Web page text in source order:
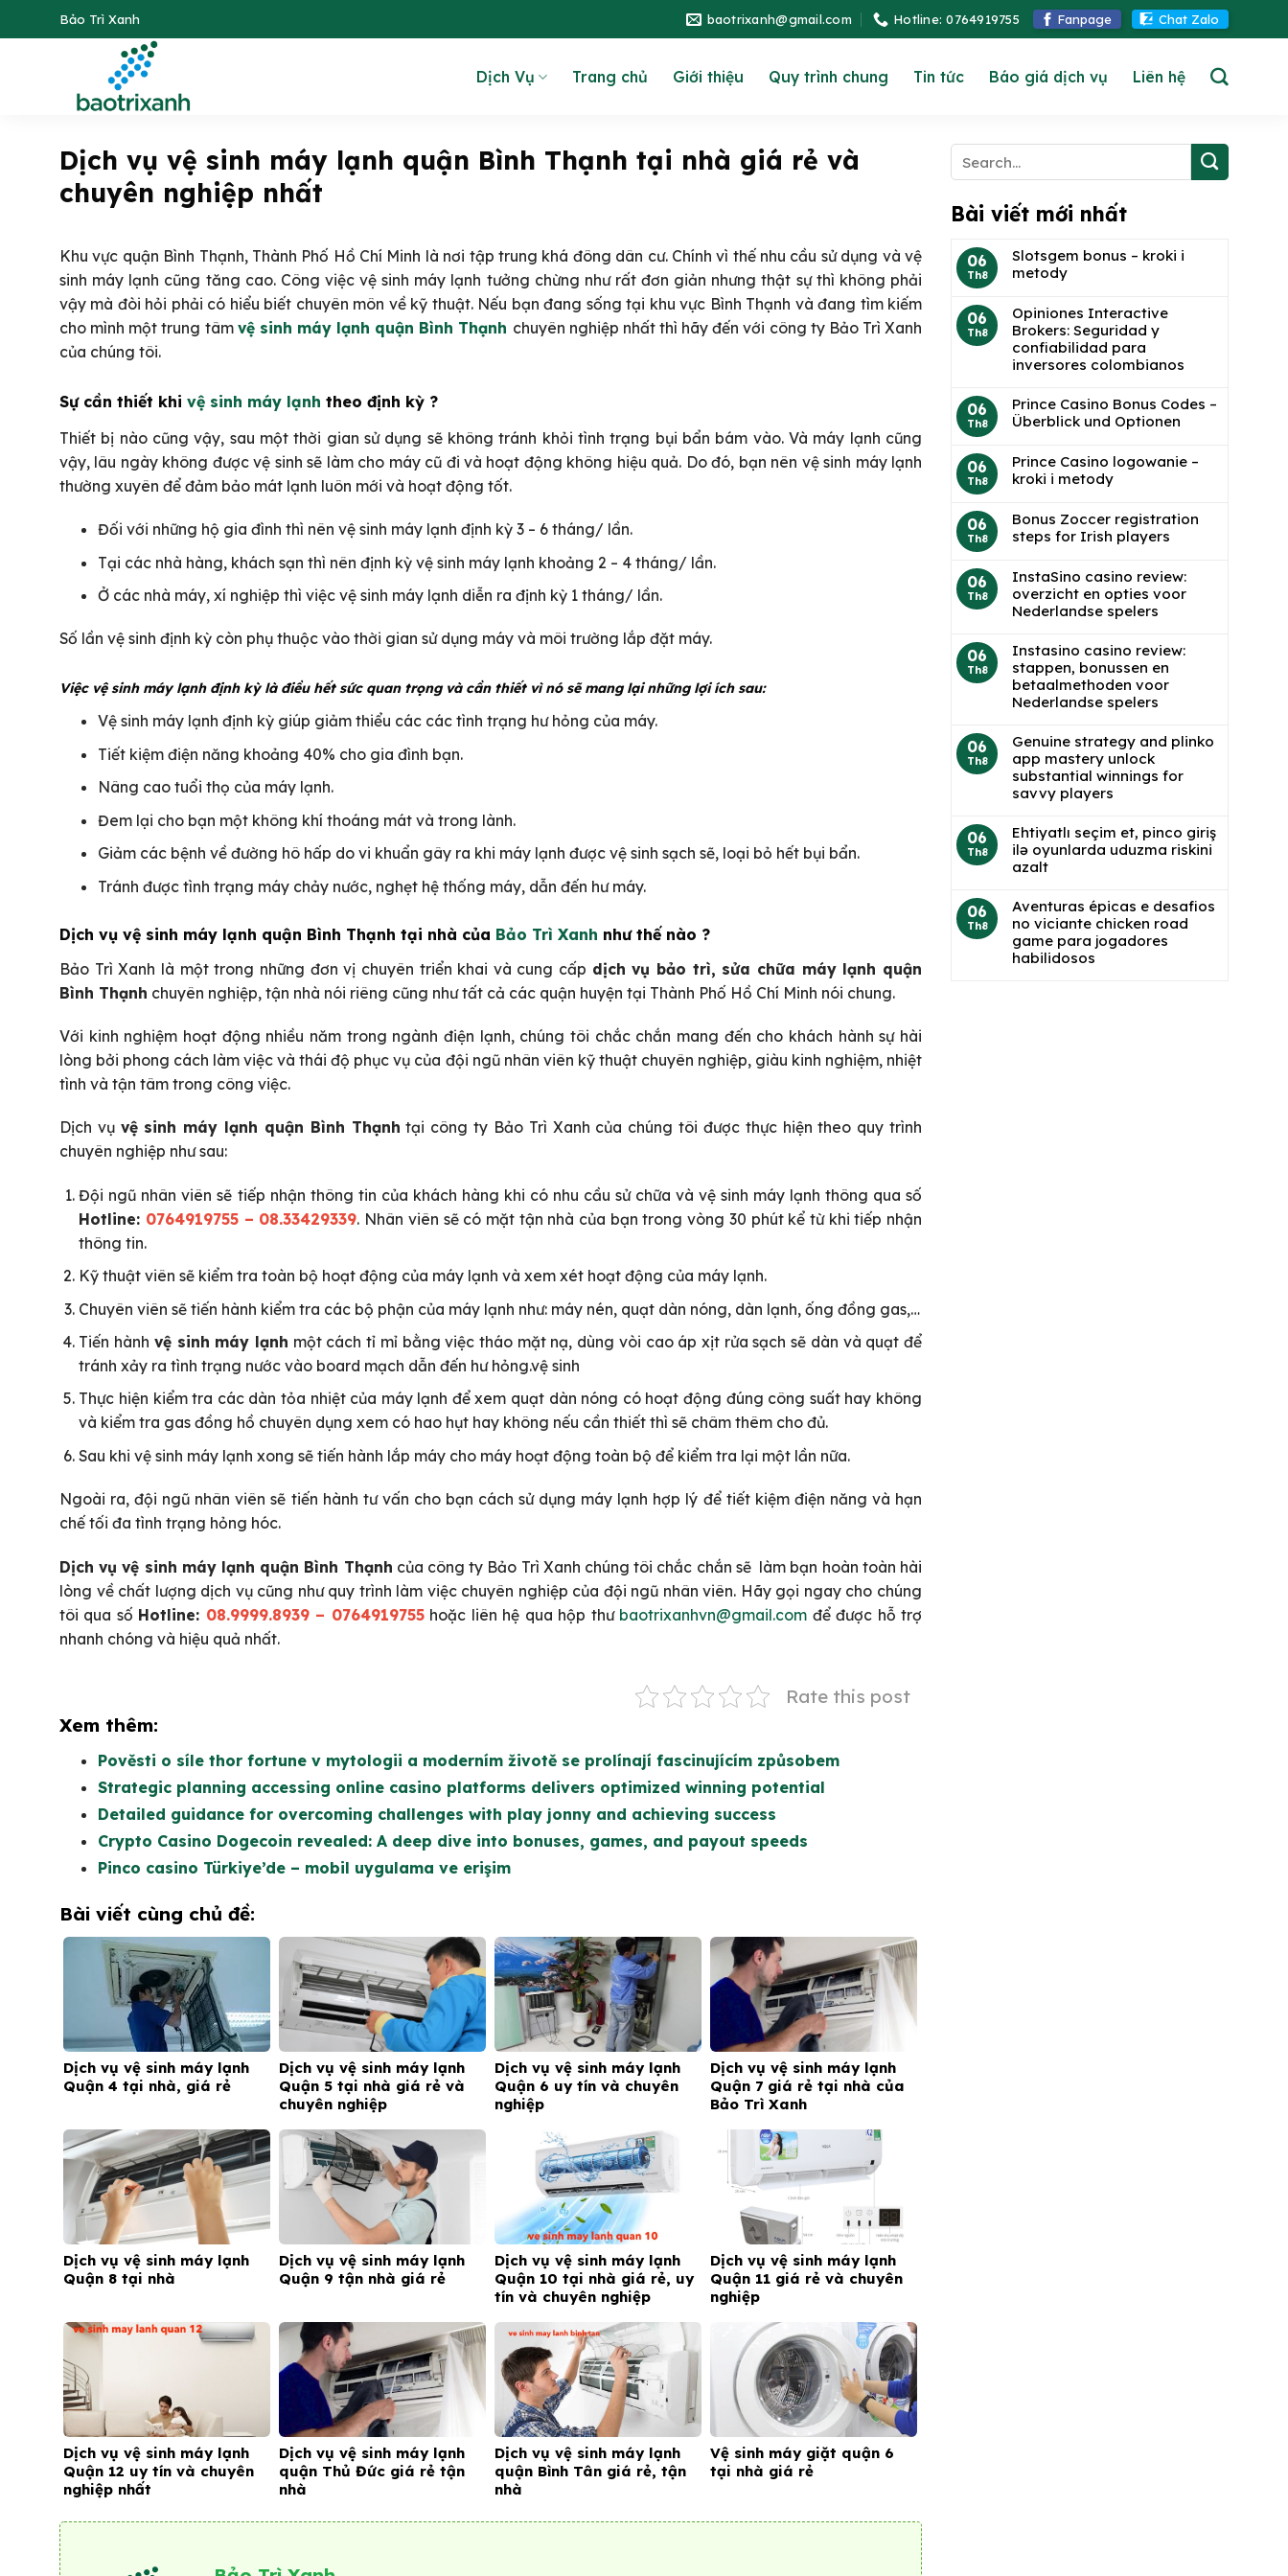
to
Bảo Trì Xanh baotrixanh@gmail.com Hotline: 0764919755 Fanpage Chat Zalo
Dịch Vụ Trang chủ Giới thiệu Quy trình chung Tin tức Báo giá dịch vụ Liên hệ
Dịch vụ vệ sinh máy lạnh quận Bình Thạnh tại nhà giá rẻ và
chuyên nghiệp nhất
Khu vực quận Bình Thạnh, Thành Phố Hồ Chí Minh là nơi tập trung khá đông dân cư. Chính vì thế nhu cầu sử dụng và vệ
sinh máy lạnh cũng tăng cao. Công việc vệ sinh máy lạnh tưởng chừng như rất đơn giản nhưng thật sự thì không phải
vậy mà đòi hỏi phải có hiểu biết chuyên môn về kỹ thuật. Nếu bạn đang sống tại khu vực Bình Thạnh và đang tìm kiếm
cho mình một trung tâm vệ sinh máy lạnh quận Bình Thạnh chuyên nghiệp nhất thì hãy đến với công ty Bảo Trì Xanh
của chúng tôi.
Sự cần thiết khi vệ sinh máy lạnh theo định kỳ ?
Thiết bị nào cũng vậy, sau một thời gian sử dụng sẽ không tránh khỏi tình trạng bụi bẩn bám vào. Và máy lạnh cũng
vậy, lâu ngày không được vệ sinh sẽ làm cho máy cũ đi và hoạt động không hiệu quả. Do đó, bạn nên vệ sinh máy lạnh
thường xuyên để đảm bảo mát lạnh luôn mới và hoạt động tốt.
Đối với những hộ gia đình thì nên vệ sinh máy lạnh định kỳ 3 – 6 tháng/ lần.
Tại các nhà hàng, khách sạn thì nên định kỳ vệ sinh máy lạnh khoảng 2 – 4 tháng/ lần.
Ở các nhà máy, xí nghiệp thì việc vệ sinh máy lạnh diễn ra định kỳ 1 tháng/ lần.
Số lần vệ sinh định kỳ còn phụ thuộc vào thời gian sử dụng máy và môi trường lắp đặt máy.
Việc vệ sinh máy lạnh định kỳ là điều hết sức quan trọng và cần thiết vì nó sẽ mang lại những lợi ích sau:
Vệ sinh máy lạnh định kỳ giúp giảm thiểu các các tình trạng hư hỏng của máy.
Tiết kiệm điện năng khoảng 40% cho gia đình bạn.
Nâng cao tuổi thọ của máy lạnh.
Đem lại cho bạn một không khí thoáng mát và trong lành.
Giảm các bệnh về đường hô hấp do vi khuẩn gây ra khi máy lạnh được vệ sinh sạch sẽ, loại bỏ hết bụi bẩn.
Tránh được tình trạng máy chảy nước, nghẹt hệ thống máy, dẫn đến hư máy.
Dịch vụ vệ sinh máy lạnh quận Bình Thạnh tại nhà của Bảo Trì Xanh như thế nào ?
Bảo Trì Xanh là một trong những đơn vị chuyên triển khai và cung cấp dịch vụ bảo trì, sửa chữa máy lạnh quận
Bình Thạnh chuyên nghiệp, tận nhà nói riêng cũng như tất cả các quận huyện tại Thành Phố Hồ Chí Minh nói chung.
Với kinh nghiệm hoạt động nhiều năm trong ngành điện lạnh, chúng tôi chắc chắn mang đến cho khách hành sự hài
lòng bởi phong cách làm việc và thái độ phục vụ của đội ngũ nhân viên kỹ thuật chuyên nghiệp, giàu kinh nghiệm, nhiệt
tình và tận tâm trong công việc.
Dịch vụ vệ sinh máy lạnh quận Bình Thạnh tại công ty Bảo Trì Xanh của chúng tôi được thực hiện theo quy trình
chuyên nghiệp như sau:
Đội ngũ nhân viên sẽ tiếp nhận thông tin của khách hàng khi có nhu cầu sử chữa và vệ sinh máy lạnh thông qua số
Hotline: 0764919755 – 08.33429339. Nhân viên sẽ có mặt tận nhà của bạn trong vòng 30 phút kể từ khi tiếp nhận
thông tin.
Kỹ thuật viên sẽ kiểm tra toàn bộ hoạt động của máy lạnh và xem xét hoạt động của máy lạnh.
Chuyên viên sẽ tiến hành kiểm tra các bộ phận của máy lạnh như: máy nén, quạt dàn nóng, dàn lạnh, ống đồng gas,…
Tiến hành vệ sinh máy lạnh một cách tỉ mỉ bằng việc tháo mặt nạ, dùng vòi cao áp xịt rửa sạch sẽ dàn và quạt để
tránh xảy ra tình trạng nước vào board mạch dẫn đến hư hỏng.vệ sinh
Thực hiện kiểm tra các dàn tỏa nhiệt của máy lạnh để xem quạt dàn nóng có hoạt động đúng công suất hay không
và kiểm tra gas đồng hồ chuyên dụng xem có hao hụt hay không nếu cần thiết thì sẽ châm thêm cho đủ.
Sau khi vệ sinh máy lạnh xong sẽ tiến hành lắp máy cho máy hoạt động toàn bộ để kiểm tra lại một lần nữa.
Ngoài ra, đội ngũ nhân viên sẽ tiến hành tư vấn cho bạn cách sử dụng máy lạnh hợp lý để tiết kiệm điện năng và hạn
chế tối đa tình trạng hỏng hóc.
Dịch vụ vệ sinh máy lạnh quận Bình Thạnh của công ty Bảo Trì Xanh chúng tôi chắc chắn sẽ làm bạn hoàn toàn hài
lòng về chất lượng dịch vụ cũng như quy trình làm việc chuyên nghiệp của đội ngũ nhân viên. Hãy gọi ngay cho chúng
tôi qua số Hotline: 08.9999.8939 – 0764919755hoặc liên hệ qua hộp thư baotrixanhvn@gmail.com để được hỗ trợ
nhanh chóng và hiệu quả nhất.
Rate this post
Xem thêm:
Pověsti o síle thor fortune v mytologii a moderním životě se prolínají fascinujícím způsobem
Strategic planning accessing online casino platforms delivers optimized winning potential
Detailed guidance for overcoming challenges with play jonny and achieving success
Crypto Casino Dogecoin revealed: A deep dive into bonuses, games, and payout speeds
Pinco casino Türkiye’de – mobil uygulama ve erişim
Bài viết cùng chủ đề:
Dịch vụ vệ sinh máy lạnh
Quận 4 tại nhà, giá rẻ
Dịch vụ vệ sinh máy lạnh
Quận 5 tại nhà giá rẻ và
chuyên nghiệp
Dịch vụ vệ sinh máy lạnh
Quận 6 uy tín và chuyên
nghiệp
Dịch vụ vệ sinh máy lạnh
Quận 7 giá rẻ tại nhà của
Bảo Trì Xanh
Dịch vụ vệ sinh máy lạnh
Quận 8 tại nhà
Dịch vụ vệ sinh máy lạnh
Quận 9 tận nhà giá rẻ
Dịch vụ vệ sinh máy lạnh
Quận 10 tại nhà giá rẻ, uy
tín và chuyên nghiệp
Dịch vụ vệ sinh máy lạnh
Quận 11 giá rẻ và chuyên
nghiệp
Dịch vụ vệ sinh máy lạnh
Quận 12 uy tín và chuyên
nghiệp nhất
Dịch vụ vệ sinh máy lạnh
quận Thủ Đức giá rẻ tận
nhà
Dịch vụ vệ sinh máy lạnh
quận Bình Tân giá rẻ, tận
nhà
Vệ sinh máy giặt quận 6
tại nhà giá rẻ
Bài viết mới nhất
06
Th8
Slotsgem bonus – kroki i
metody
06
Th8
Opiniones Interactive
Brokers: Seguridad y
confiabilidad para
inversores colombianos
06
Th8
Prince Casino Bonus Codes –
Überblick und Optionen
06
Th8
Prince Casino logowanie –
kroki i metody
06
Th8
Bonus Zoccer registration
steps for Irish players
06
Th8
InstaSino casino review:
overzicht en opties voor
Nederlandse spelers
06
Th8
Instasino casino review:
stappen, bonussen en
betaalmethoden voor
Nederlandse spelers
06
Th8
Genuine strategy and plinko
app mastery unlock
substantial winnings for
savvy players
06
Th8
Ehtiyatlı seçim et, pinco giriş
ilə oyunlarda uduzma riskini
azalt
06
Th8
Aventuras épicas e desafios
no viciante chicken road
game para jogadores
habilidosos